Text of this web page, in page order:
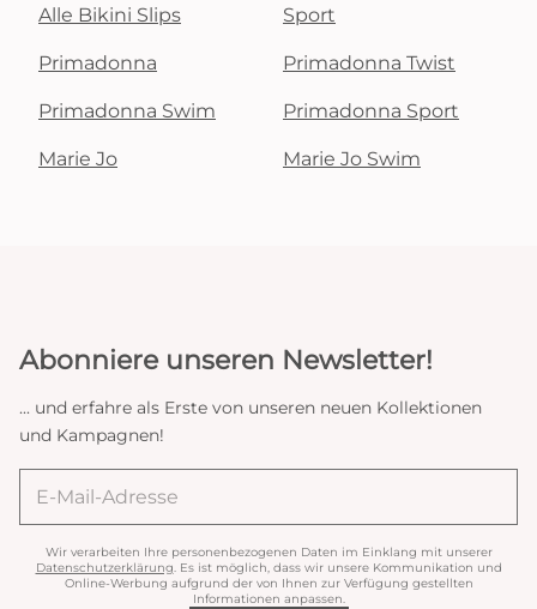
Alle Bikini Slips Sport
Primadonna Primadonna Twist
Primadonna Swim Primadonna Sport
Marie Jo Marie Jo Swim
Abonniere unseren Newsletter!
... und erfahre als Erste von unseren neuen Kollektionen
und Kampagnen!
Wir verarbeiten Ihre personenbezogenen Daten im Einklang mit unserer
Datenschutzerklärung. Es ist möglich, dass wir unsere Kommunikation und
Online-Werbung aufgrund der von Ihnen zur Verfügung gestellten
Informationen anpassen.